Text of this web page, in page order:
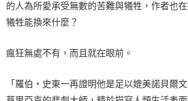
的人為所愛承受無數的苦難與犧牲，作者也
犧牲能換來什麼？
瘋狂無處不有，而且就在眼前。
「羅伯‧史東一再證明他是足以媲美諾貝爾